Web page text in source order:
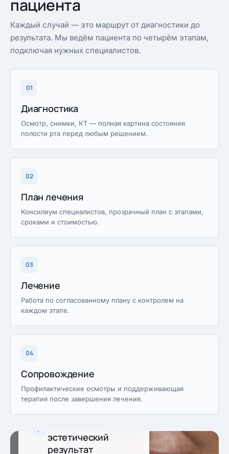
пациента
Каждый случай — это маршрут от диагностики до
результата. Мы ведём пациента по четырём этапам,
подключая нужных специалистов.
01
Диагностика
Осмотр, снимки, КТ — полная картина состояния
полости рта перед любым решением.
02
План лечения
Консилиум специалистов, прозрачный план с этапами,
сроками и стоимостью.
03
Лечение
Работа по согласованному плану с контролем на
каждом этапе.
04
Сопровождение
Профилактические осмотры и поддерживающая
терапия после завершения лечения.
эстетический
результат